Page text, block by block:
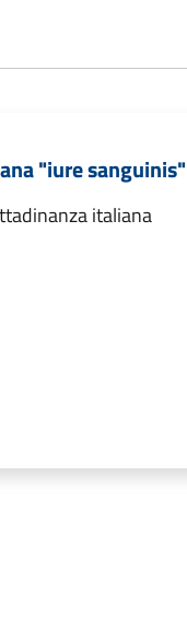
"iure sanguinis"
italiana